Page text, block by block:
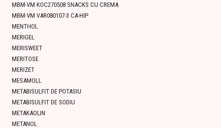
MBM-VM KOC270508 SNACKS CU CREMA
MBM-VM VAR080107-3 CA-HIP
MENTHOL
MERIGEL
MERISWEET
MERITOSE
MERIZET
MESAMOLL
METABISULFIT DE POTASIU
METABISULFIT DE SODIU
METAKAOLIN
METANOL